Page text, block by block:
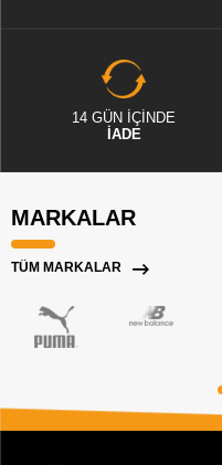
14 GÜN İÇİNDE
İADE
MARKALAR
TÜM MARKALAR